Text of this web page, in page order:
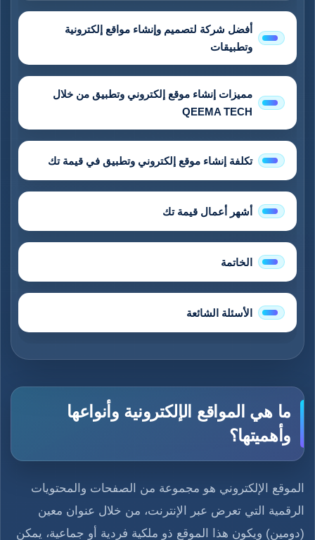
أفضل شركة لتصميم وإنشاء مواقع إلكترونية
وتطبيقات
مميزات إنشاء موقع إلكتروني وتطبيق من خلال
QEEMA TECH
تكلفة إنشاء موقع إلكتروني وتطبيق في قيمة تك
أشهر أعمال قيمة تك
الخاتمة
الأسئلة الشائعة
ما هي المواقع الإلكترونية وأنواعها
وأهميتها؟
الموقع الإلكتروني هو مجموعة من الصفحات والمحتويات
الرقمية التي تعرض عبر الإنترنت، من خلال عنوان معين
(دومين) ويكون هذا الموقع ذو ملكية فردية أو جماعية، يمكن